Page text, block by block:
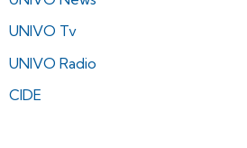
UNIVO Tv
UNIVO Radio
CIDE